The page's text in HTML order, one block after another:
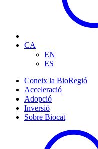
CA
EN
ES
Coneix la BioRegió
Acceleració
Adopció
Inversió
Sobre Biocat